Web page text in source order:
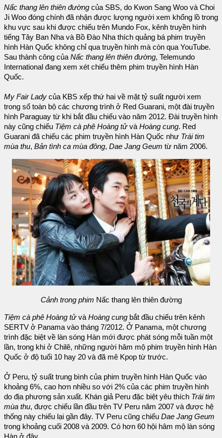
Nấc thang lên thiên đường của SBS, do Kwon Sang Woo và Choi
Ji Woo đóng chính đã nhận được lượng người xem khổng lồ trong
khu vực sau khi được chiếu trên Mundo Fox, kênh truyền hình
tiếng Tây Ban Nha và Bồ Đào Nha thích quảng bá phim truyền
hình Hàn Quốc không chỉ qua truyền hình mà còn qua YouTube.
Sau thành công của Nấc thang lên thiên đường, Telemundo
International đang xem xét chiếu thêm phim truyền hình Hàn
Quốc.
My Fair Lady của KBS xếp thứ hai về mặt tỷ suất người xem
trong số toàn bộ các chương trình ở Red Guarani, một đài truyền
hình Paraguay từ khi bắt đầu chiếu vào năm 2012. Đài truyền hình
này cũng chiếu Tiệm cà phê Hoàng tửvà Hoàng cung. Red
Guarani đã chiếu các phim truyền hình Hàn Quốc như Trái tim
mùa thu, Bản tình ca mùa đông, Dae Jang Geum từ năm 2006.
Cảnh trong phim Nấc thang lên thiên đường
Tiệm cà phê Hoàng tửvà Hoàng cung bắt đầu chiếu trên kênh
SERTV ở Panama vào tháng 7/2012. Ở Panama, một chương
trình đặc biệt về làn sóng Hàn mới được phát sóng mỗi tuần một
lần, trong khi ở Chilê, những người hâm mộ phim truyền hình Hàn
Quốc ở độ tuổi 10 hay 20 và đã mê Kpop từ trước.
Ở Peru, tỷ suất trung bình của phim truyền hình Hàn Quốc vào
khoảng 6%, cao hơn nhiều so với 2% của các phim truyền hình
do địa phương sản xuất. Khán giả Peru đặc biệt yêu thích Trái tim
mùa thu, được chiếu lần đầu trên TV Peru năm 2007 và được hệ
thống này chiếu lại gần đây. TV Peru cũng chiếu Dae Jang Geum
trong khoảng cuối 2008 và 2009. Có hơn 60 hội hâm mộ làn sóng